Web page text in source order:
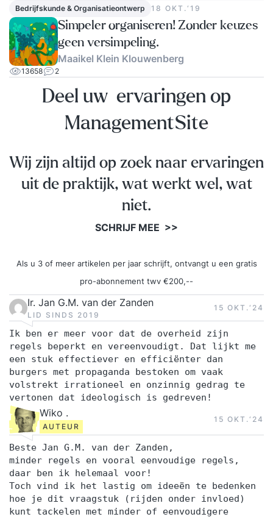
Bedrijfskunde & Organisatieontwerp
18 OKT.‘19
Simpeler organiseren! Zonder keuzes
geen versimpeling.
Maaikel Klein Klouwenberg
13658 2
Deel uw ervaringen op
ManagementSite
Wij zijn altijd op zoek naar ervaringen
uit de praktijk, wat werkt wel, wat
niet.
SCHRIJF MEE >>
Als u 3 of meer artikelen per jaar schrijft, ontvangt u een gratis
pro-abonnement twv €200,--
Ir. Jan G.M. van der Zanden
LID SINDS 2019
15 OKT.‘24
Ik ben er meer voor dat de overheid zijn
regels beperkt en vereenvoudigt. Dat lijkt me
een stuk effectiever en efficiënter dan
burgers met propaganda bestoken om vaak
volstrekt irrationeel en onzinnig gedrag te
vertonen dat ideologisch is gedreven!
Wiko .
AUTEUR
15 OKT.‘24
Beste Jan G.M. van der Zanden,
minder regels en vooral eenvoudige regels,
daar ben ik helemaal voor!
Toch vind ik het lastig om ideeën te bedenken
hoe je dit vraagstuk (rijden onder invloed)
kunt tackelen met minder of eenvoudigere